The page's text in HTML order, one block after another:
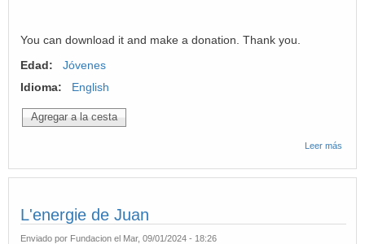
You can download it and make a donation. Thank you.
Edad:
Jóvenes
Idioma:
English
Leer más
L'energie de Juan
Enviado por Fundacion el Mar, 09/01/2024 - 18:26